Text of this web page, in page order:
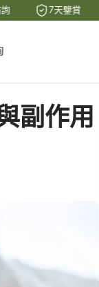
7天鑒賞
副作用